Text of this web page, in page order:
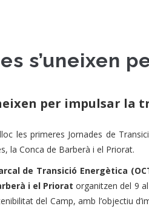
s’uneixen
per impulsar la
les primeres Jornades de
la Conca de Barberà i el Priorat.
de Transició Energètica
i el Prioratorganitzen del 9
del Camp, amb l’objectiu